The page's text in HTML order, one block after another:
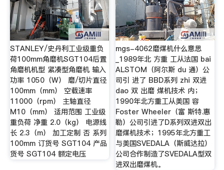
STANLEY/史丹利工业级重负
荷100mm角磨机SGT104后置
角磨机机型 紧凑型角磨机 输入
功率 1050（W） 磨/切片直径
100mm（mm） 空载速率
11000（rpm） 主轴直径
M10（mm） 适用范围 工业级
重负荷 净重 2.0（kg） 电源线
长 2.3（m） 加工定制 否 系列
100mm 订货号 SGT104 产品
货号 SGT104 额定电压
mgs-4062磨煤机什么意思
_1989年北 方重 工从法国 bai
ALSTOM（阿尔斯 du 通）公
司引 进了 BBD系列 zhi 双进
dao 双 出磨 煤机技术 内；
1990年北方重工从美国 容
Foster Wheeler（富 斯特.惠
勒）公司引进了D系列双进双出
磨煤机技术；1995年北方重工
与美国SVEDALA（斯威达拉）
公司合作制造了SVEDALA型双
进双出磨煤机。